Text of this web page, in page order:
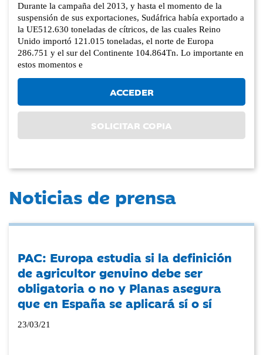
Durante la campaña del 2013, y hasta el momento de la
suspensión de sus exportaciones, Sudáfrica había exportado a
la UE512.630 toneladas de cítricos, de las cuales Reino
Unido importó 121.015 toneladas, el norte de Europa
286.751 y el sur del Continente 104.864Tn. Lo importante en
estos momentos e
ACCEDER
SOLICITAR COPIA
Noticias de prensa
PAC: Europa estudia si la definición
de agricultor genuino debe ser
obligatoria o no y Planas asegura
que en España se aplicará sí o sí
23/03/21